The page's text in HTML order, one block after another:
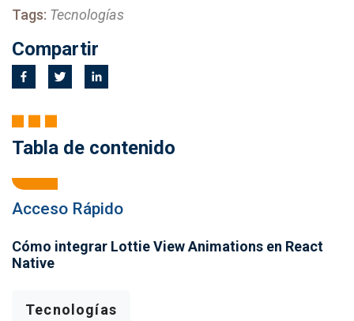
Tags: Tecnologías
Compartir
Tabla de contenido
Acceso Rápido
Cómo integrar Lottie View Animations en React
Native
Tecnologías